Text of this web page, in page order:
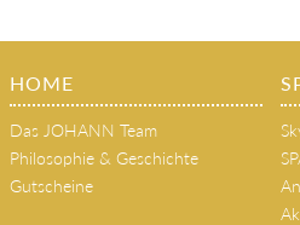
HOME
Das JOHANN Team
Philosophie & Geschichte
Gutscheine